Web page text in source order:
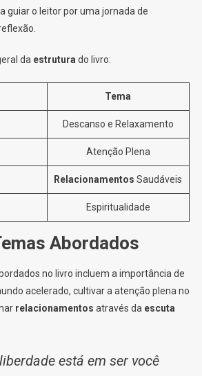
guiar o leitor por uma jornada de
da estrutura do livro:
Tema
Descanso e Relaxamento
Atenção Plena
Relacionamentos Saudáveis
Espiritualidade
Abordados
no livro incluem a importância de
acelerado, cultivar a atenção plena no
relacionamentos através da escuta
está em ser você